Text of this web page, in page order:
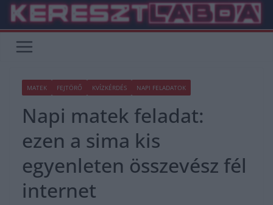
Skip
content
MATEK FEJTÖRŐ KVÍZKÉRDÉS NAPI FELADATOK
Napi matek feladat:
ezen a sima kis
egyenleten összevész fél
internet